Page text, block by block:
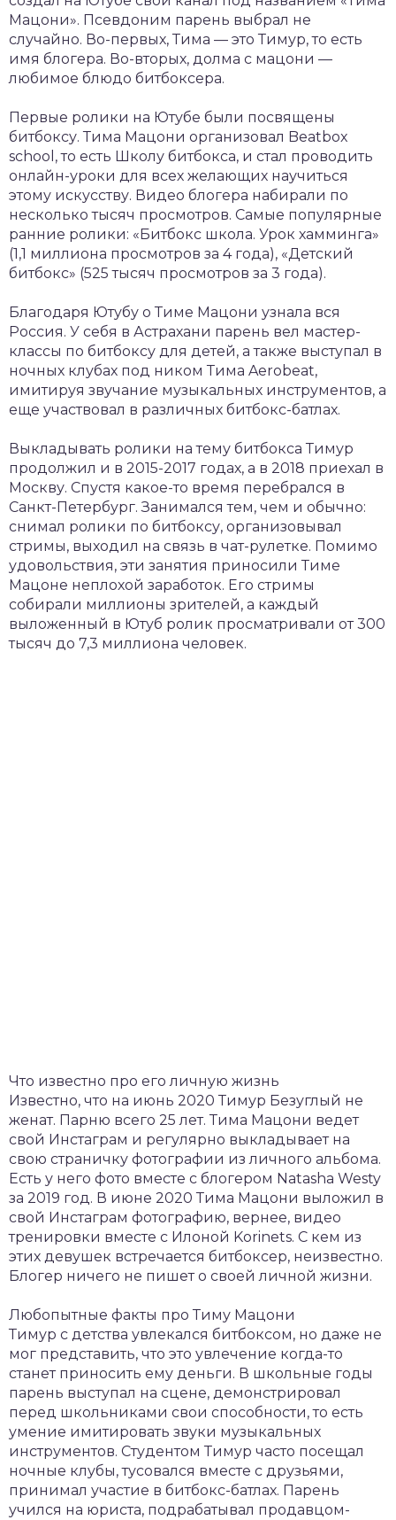
Мацони». Псевдоним парень выбрал не
случайно. Во-первых, Тима — это Тимур, то есть
имя блогера. Во-вторых, долма с мацони —
любимое блюдо битбоксера.
Первые ролики на Ютубе были посвящены
битбоксу. Тима Мацони организовал Beatbox
school, то есть Школу битбокса, и стал проводить
онлайн-уроки для всех желающих научиться
этому искусству. Видео блогера набирали по
несколько тысяч просмотров. Самые популярные
ранние ролики: «Битбокс школа. Урок хамминга»
(1,1 миллиона просмотров за 4 года), «Детский
битбокс» (525 тысяч просмотров за 3 года).
Благодаря Ютубу о Тиме Мацони узнала вся
Россия. У себя в Астрахани парень вел мастер-
классы по битбоксу для детей, а также выступал в
ночных клубах под ником Тима Aerobeat,
имитируя звучание музыкальных инструментов, а
еще участвовал в различных битбокс-батлах.
Выкладывать ролики на тему битбокса Тимур
продолжил и в 2015-2017 годах, а в 2018 приехал в
Москву. Спустя какое-то время перебрался в
Санкт-Петербург. Занимался тем, чем и обычно:
снимал ролики по битбоксу, организовывал
стримы, выходил на связь в чат-рулетке. Помимо
удовольствия, эти занятия приносили Тиме
Мацоне неплохой заработок. Его стримы
собирали миллионы зрителей, а каждый
выложенный в Ютуб ролик просматривали от 300
тысяч до 7,3 миллиона человек.
Что известно про его личную жизнь
Известно, что на июнь 2020 Тимур Безуглый не
женат. Парню всего 25 лет. Тима Мацони ведет
свой Инстаграм и регулярно выкладывает на
свою страничку фотографии из личного альбома.
Есть у него фото вместе с блогером Natasha Westy
за 2019 год. В июне 2020 Тима Мацони выложил в
свой Инстаграм фотографию, вернее, видео
тренировки вместе с Илоной Korinets. С кем из
этих девушек встречается битбоксер, неизвестно.
Блогер ничего не пишет о своей личной жизни.
Любопытные факты про Тиму Мацони
Тимур с детства увлекался битбоксом, но даже не
мог представить, что это увлечение когда-то
станет приносить ему деньги. В школьные годы
парень выступал на сцене, демонстрировал
перед школьниками свои способности, то есть
умение имитировать звуки музыкальных
инструментов. Студентом Тимур часто посещал
ночные клубы, тусовался вместе с друзьями,
принимал участие в битбокс-батлах. Парень
учился на юриста, подрабатывал продавцом-